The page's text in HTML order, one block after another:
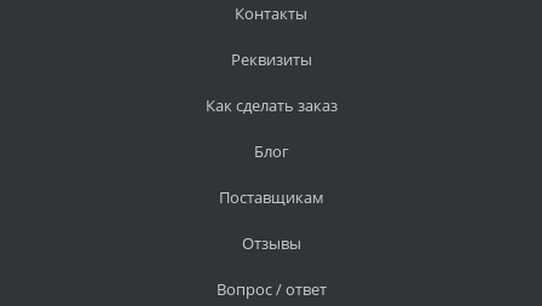
Контакты
Реквизиты
Как сделать заказ
Блог
Поставщикам
Отзывы
Вопрос / ответ